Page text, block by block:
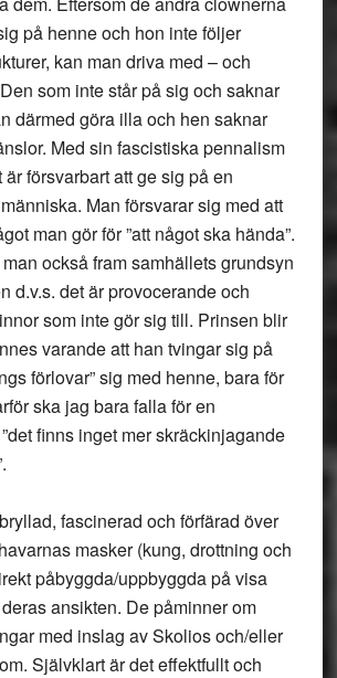
på henne och hon inte följer
kan man driva med – och
som inte står på sig och saknar
därmed göra illa och hen saknar
Med sin fascistiska pennalism
försvarbart att ge sig på en
Man försvarar sig med att
man gör för ”att något ska hända”.
också fram samhällets grundsyn
d.v.s. det är provocerande och
som inte gör sig till. Prinsen blir
varande att han tvingar sig på
förlovar” sig med henne, bara för
ska jag bara falla för en
finns inget mer skräckinjagande
fascinerad och förfärad över
masker (kung, drottning och
påbyggda/uppbyggda på visa
ansikten. De påminner om
med inslag av Skolios och/eller
Självklart är det effektfullt och